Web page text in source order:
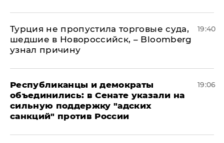
Турция не пропустила торговые суда,
шедшие в Новороссийск, – Bloomberg
узнал причину
19:40
Республиканцы и демократы
объединились: в Сенате указали на
сильную поддержку "адских
санкций" против России
19:06